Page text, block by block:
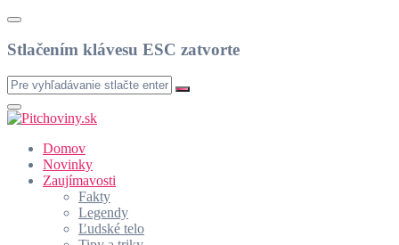
Stlačením klávesu ESC zatvorte
Domov
Novinky
Zaujímavosti
Fakty
Legendy
Ľudské telo